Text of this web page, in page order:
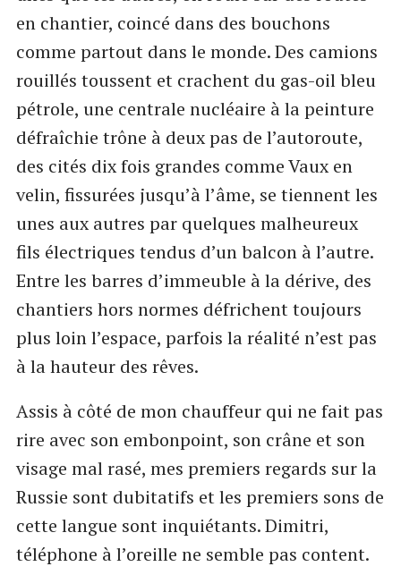
en chantier, coincé dans des bouchons
comme partout dans le monde. Des camions
rouillés toussent et crachent du gas-oil bleu
pétrole, une centrale nucléaire à la peinture
défraîchie trône à deux pas de l’autoroute,
des cités dix fois grandes comme Vaux en
velin, fissurées jusqu’à l’âme, se tiennent les
unes aux autres par quelques malheureux
fils électriques tendus d’un balcon à l’autre.
Entre les barres d’immeuble à la dérive, des
chantiers hors normes défrichent toujours
plus loin l’espace, parfois la réalité n’est pas
à la hauteur des rêves.
Assis à côté de mon chauffeur qui ne fait pas
rire avec son embonpoint, son crâne et son
visage mal rasé, mes premiers regards sur la
Russie sont dubitatifs et les premiers sons de
cette langue sont inquiétants. Dimitri,
téléphone à l’oreille ne semble pas content.